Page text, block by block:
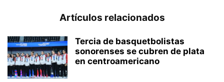
Artículos relacionados
Tercia de basquetbolistas
sonorenses se cubren de plata
en centroamericano